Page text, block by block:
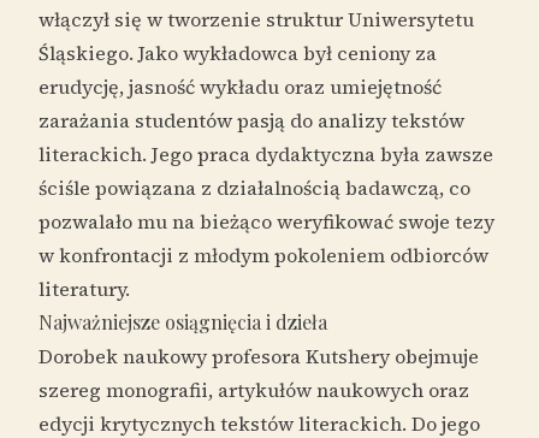
włączył się w tworzenie struktur Uniwersytetu
Śląskiego. Jako wykładowca był ceniony za
erudycję, jasność wykładu oraz umiejętność
zarażania studentów pasją do analizy tekstów
literackich. Jego praca dydaktyczna była zawsze
ściśle powiązana z działalnością badawczą, co
pozwalało mu na bieżąco weryfikować swoje tezy
w konfrontacji z młodym pokoleniem odbiorców
literatury.
Najważniejsze osiągnięcia i dzieła
Dorobek naukowy profesora Kutshery obejmuje
szereg monografii, artykułów naukowych oraz
edycji krytycznych tekstów literackich. Do jego